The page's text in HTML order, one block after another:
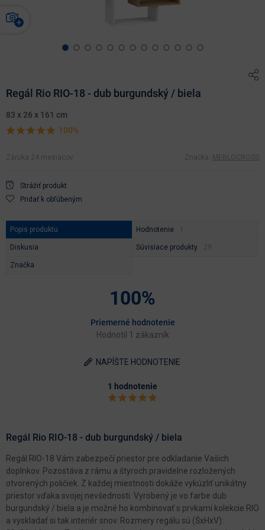
Regál Rio RIO-18 - dub burgundský / biela
83 x 26 x 161 cm
100%
Záruka 24 mesiacov Značka: MEBLOCROSS
Strážiť produkt
Pridať k obľúbeným
Popis produktu Hodnotenie
Diskusia Súvisiace produkty
Značka
100%
Priemerné hodnotenie
Hodnotil 1 zákazník
NAPÍŠTE HODNOTENIE
1 hodnotenie
Regál Rio RIO-18 - dub burgundský / biela
Regál RIO-18 Vám zabezpečí priestor pre odkladanie Vašich
doplnkov. Pozostáva z rámu a štyroch pravidelne rozložených
otvorených poličiek. Z každej miestnosti dokáže vykúzliť unikátny
priestor vďaka svojej nevšednosti. Vyrobený je vo farbe dub
burgundský / biela a je možné ho kombinovať s prvkami kolekcie RIO
a vyskladať si tak interiér snov. Rozmery regálu sú (ŠxHxV):